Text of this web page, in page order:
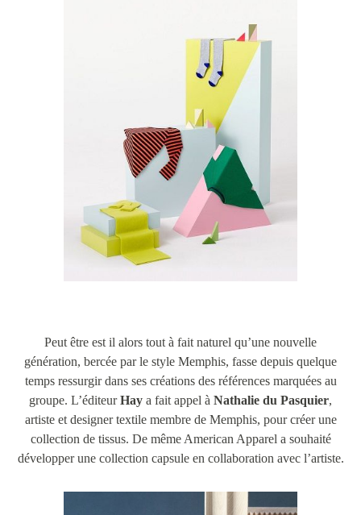
Peut être est il alors tout à fait naturel qu’une nouvelle
génération, bercée par le style Memphis, fasse depuis quelque
temps ressurgir dans ses créations des références marquées au
groupe. L’éditeurHay a fait appel à Nathalie du Pasquier,
artiste et designer textile membre de Memphis, pour créer une
collection de tissus. De même American Apparel a souhaité
développer une collection capsule en collaboration avec l’artiste.